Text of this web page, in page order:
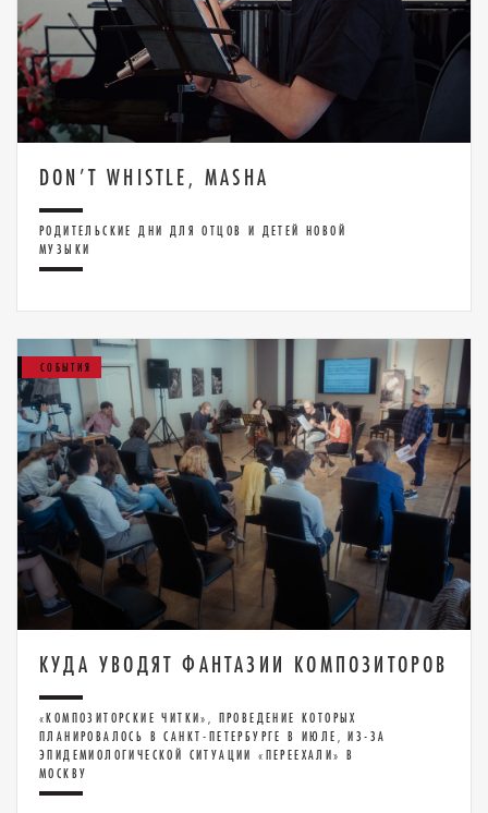
DON’T WHISTLE, MASHA
РОДИТЕЛЬСКИЕ ДНИ ДЛЯ ОТЦОВ И ДЕТЕЙ НОВОЙ
МУЗЫКИ
СОБЫТИЯ
КУДА УВОДЯТ ФАНТАЗИИ КОМПОЗИТОРОВ
«КОМПОЗИТОРСКИЕ ЧИТКИ», ПРОВЕДЕНИЕ КОТОРЫХ
ПЛАНИРОВАЛОСЬ В САНКТ-ПЕТЕРБУРГЕ В ИЮЛЕ, ИЗ-ЗА
ЭПИДЕМИОЛОГИЧЕСКОЙ СИТУАЦИИ «ПЕРЕЕХАЛИ» В
МОСКВУ